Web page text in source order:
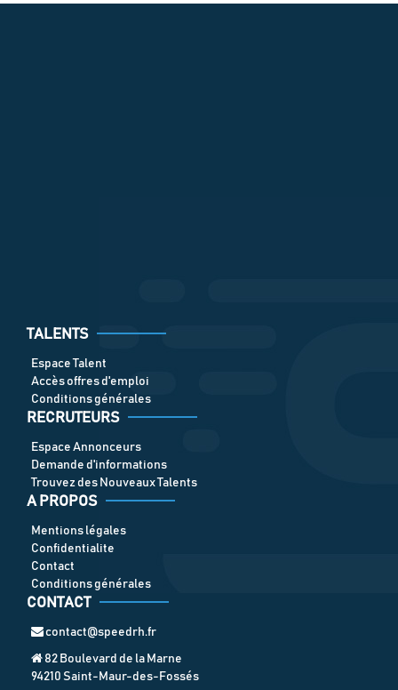
TALENTS
Espace Talent
Accès offres d'emploi
Conditions générales
RECRUTEURS
Espace Annonceurs
Demande d'informations
Trouvez des Nouveaux Talents
A PROPOS
Mentions légales
Confidentialite
Contact
Conditions générales
CONTACT
contact@speedrh.fr
82 Boulevard de la Marne
94210 Saint-Maur-des-Fossés